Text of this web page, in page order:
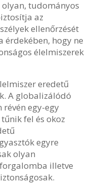
olyan, tudományos
az
ellenőrzését
érdekében, hogy ne
élelmiszerek
eredetű
A globalizálódó
egy-egy
fel és okoz
egyre
olyan
illetve